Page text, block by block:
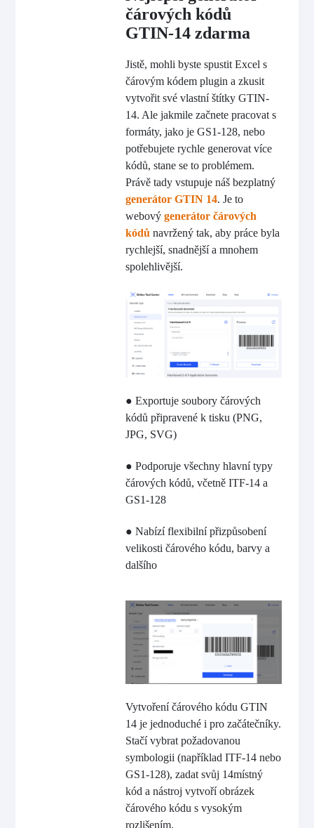
čárových kódů
GTIN-14 zdarma
Jistě, mohli byste spustit Excel s
čárovým kódem plugin a zkusit
vytvořit své vlastní štítky GTIN-
14. Ale jakmile začnete pracovat s
formáty, jako je GS1-128, nebo
potřebujete rychle generovat více
kódů, stane se to problémem.
Právě tady vstupuje náš bezplatný
generátor GTIN 14. Je to
webový generátor čárových
kódůnavržený tak, aby práce byla
rychlejší, snadnější a mnohem
spolehlivější.
● Exportuje soubory čárových
kódů připravené k tisku (PNG,
JPG, SVG)
● Podporuje všechny hlavní typy
čárových kódů, včetně ITF-14 a
GS1-128
● Nabízí flexibilní přizpůsobení
velikosti čárového kódu, barvy a
dalšího
Vytvoření čárového kódu GTIN
14 je jednoduché i pro začátečníky.
Stačí vybrat požadovanou
symbologii (například ITF-14 nebo
GS1-128), zadat svůj 14místný
kód a nástroj vytvoří obrázek
čárového kódu s vysokým
rozlišením.